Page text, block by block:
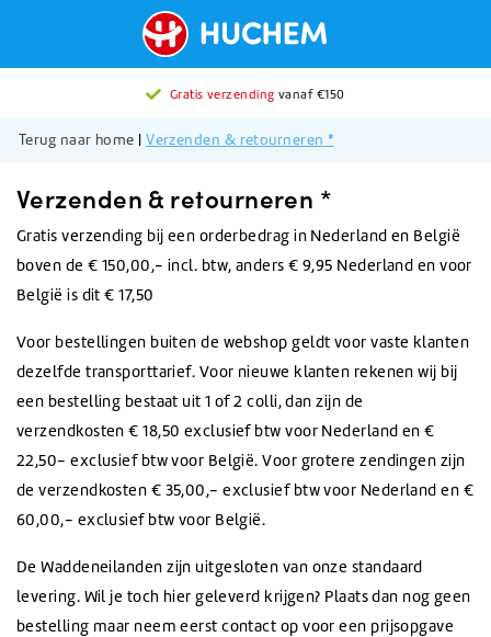
Gratis verzending vanaf €150
Terug naar home |Verzenden & retourneren *
Verzenden & retourneren *
Gratis verzending bij een orderbedrag in Nederland en België
boven de € 150,00,- incl. btw, anders € 9,95 Nederland en voor
België is dit € 17,50
Voor bestellingen buiten de webshop geldt voor vaste klanten
dezelfde transporttarief. Voor nieuwe klanten rekenen wij bij
een bestelling bestaat uit 1 of 2 colli, dan zijn de
verzendkosten € 18,50 exclusief btw voor Nederland en €
22,50- exclusief btw voor België. Voor grotere zendingen zijn
de verzendkosten € 35,00,- exclusief btw voor Nederland en €
60,00,- exclusief btw voor België.
De Waddeneilanden zijn uitgesloten van onze standaard
levering. Wil je toch hier geleverd krijgen? Plaats dan nog geen
bestelling maar neem eerst contact op voor een prijsopgave